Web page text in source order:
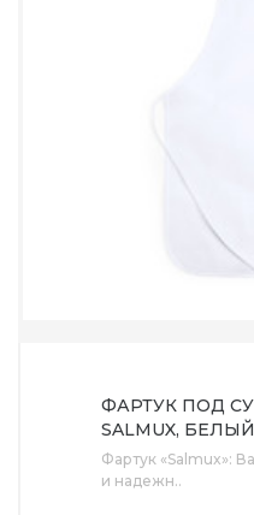
ФАРТУК ПОД
SALMUX,
МАТЕРИАЛ, 95
Фартук «Salmux»:
и надежн..